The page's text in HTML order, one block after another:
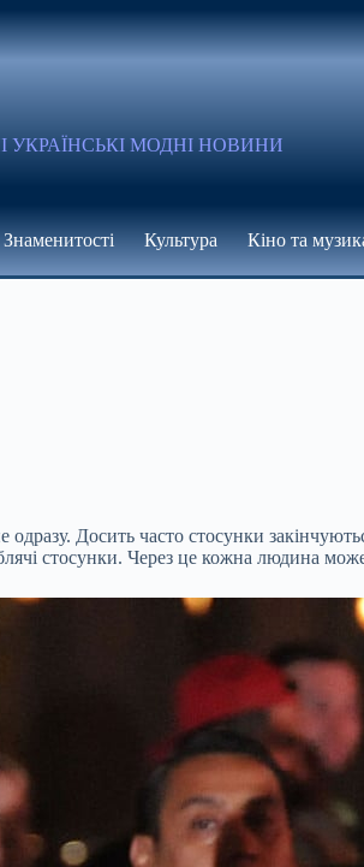
УКРАЇНСЬКІ МОДНІ НОВИНИ
Знаменитості Культура Кіно та
Досить часто стосунки
стосунки. Через це кожна людина